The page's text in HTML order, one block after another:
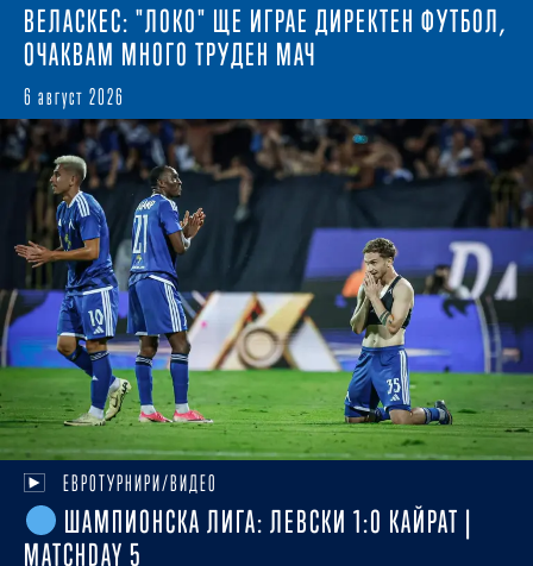
ВЕЛАСКЕС: "ЛОКО" ЩЕ ИГРАЕ ДИРЕКТЕН ФУТБОЛ,
ОЧАКВАМ МНОГО ТРУДЕН МАЧ
6 август 2026
ЕВРОТУРНИРИ/ВИДЕО
ШАМПИОНСКА ЛИГА: ЛЕВСКИ 1:0 КАЙРАТ |
MATCHDAY 5